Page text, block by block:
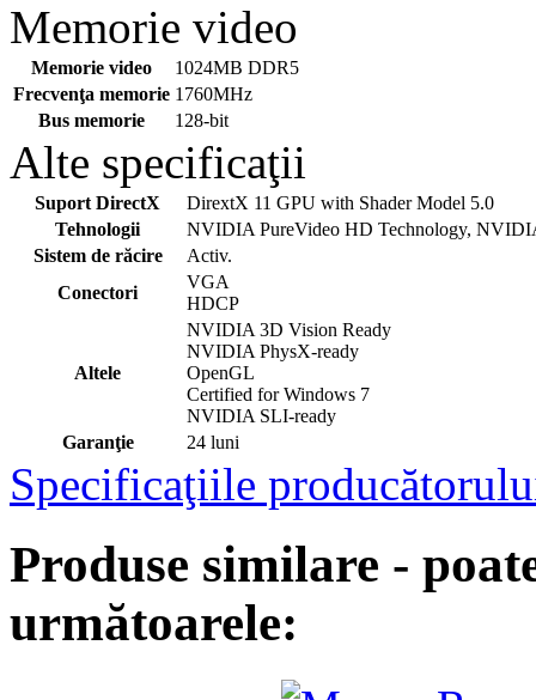
Memorie video
Memorie video
1024MB DDR5
Frecvenţa memorie 1760MHz
Bus memorie
128-bit
Alte specificaţii
Suport DirectX
DirextX 11 GPU with Shader Model 5.0
Tehnologii
NVIDIA PureVideo HD Technology,
Sistem de răcire
Activ.
Conectori
VGA
HDCP
Altele
NVIDIA 3D Vision Ready
NVIDIA PhysX-ready
OpenGL
Certified for Windows 7
NVIDIA SLI-ready
Garanţie
24 luni
Specificaţiile
Produse similare -
următoarele: